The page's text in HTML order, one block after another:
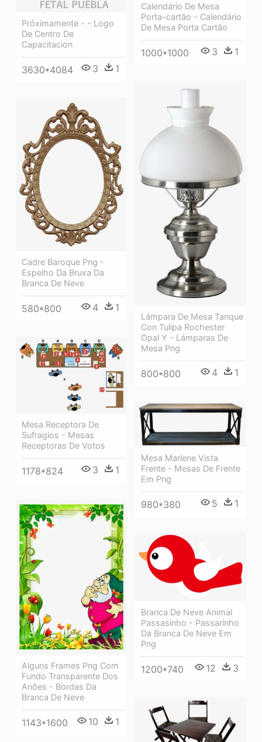
Próximamente - - Logo
De Centro De
Capacitacion
3630*4084 3 1
Calendário De Mesa
Porta-cartão - Calendário
De Mesa Porta Cartão
1000*1000 3 1
Lámpara De Mesa Tanque
Con Tulipa Rochester
Opal Y - Lámparas De
Mesa Png
800*800 4 1
Cadre Baroque Png -
Espelho Da Bruxa Da
Branca De Neve
580*800 4 1
Mesa Receptora De
Sufragios - Mesas
Receptoras De Votos
1178*824 3 1
Mesa Marlene Vista
Frente - Mesas De Frente
Em Png
980*380 5 1
Alguns Frames Png Com
Fundo Transparente Dos
Anões - Bordas Da
Branca De Neve
1143*1600 10 1
Branca De Neve Animal
Passasinho - Passarinho
Da Branca De Neve Em
Png
1200*740 12 3